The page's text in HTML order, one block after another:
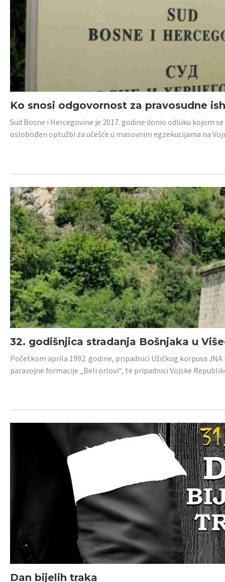
Ko snosi odgovornost za pravosudne
Sud Bosne i Hercegovine je 2017. godine donio odluku kojom
oslobođen optužbi za učešće u masovnim egzekucijama na
32. godišnjica stradanja Bošnjaka u
Početkom aprila 1992. godine, pripadnici Užičkog korpusa
paravojne formacije „Beli orlovi“, te pripadnici Vojske
Dan bijelih traka